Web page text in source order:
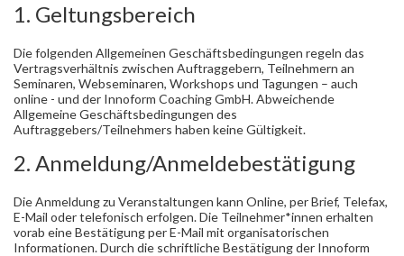
1. Geltungsbereich
Die folgenden Allgemeinen Geschäftsbedingungen regeln das
Vertragsverhältnis zwischen Auftraggebern, Teilnehmern an
Seminaren, Webseminaren, Workshops und Tagungen – auch
online - und der Innoform Coaching GmbH. Abweichende
Allgemeine Geschäftsbedingungen des
Auftraggebers/Teilnehmers haben keine Gültigkeit.
2. Anmeldung/Anmeldebestätigung
Die Anmeldung zu Veranstaltungen kann Online, per Brief, Telefax,
E-Mail oder telefonisch erfolgen. Die Teilnehmer*innen erhalten
vorab eine Bestätigung per E-Mail mit organisatorischen
Informationen. Durch die schriftliche Bestätigung der Innoform